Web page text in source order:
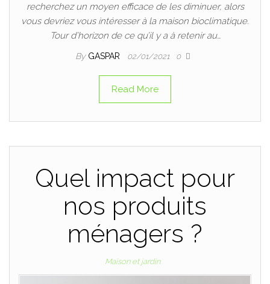
recherchez un moyen efficace de les diminuer, alors
vous devriez vous intéresser à la maison bioclimatique.
Tour d’horizon de ce qu’il y a à retenir au…
By GASPAR 02/01/2021 0
Read More
Quel impact pour
nos produits
ménagers ?
Maison et jardin